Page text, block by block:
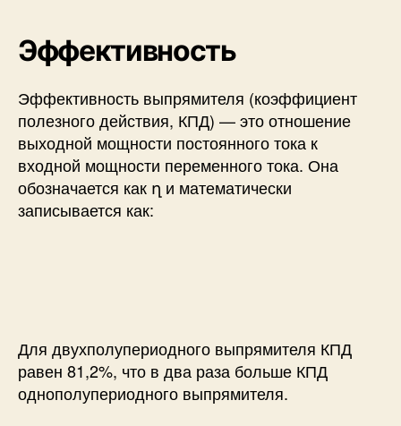
Эффективность
Эффективность выпрямителя (коэффициент
полезного действия, КПД) — это отношение
выходной мощности постоянного тока к
входной мощности переменного тока. Она
обозначается как ղ и математически
записывается как:
Для двухполупериодного выпрямителя КПД
равен 81,2%, что в два раза больше КПД
однополупериодного выпрямителя.